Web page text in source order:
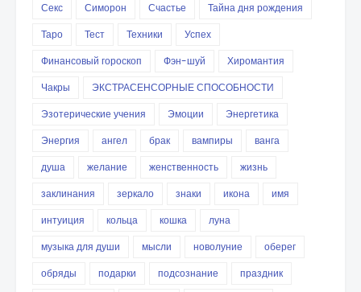
Секс
Симорон Счастье
Тайна дня рождения
Таро
Тест Техники
Успех
Финансовый гороскоп
Фэн-шуй
Хиромантия
Чакры
ЭКСТРАСЕНСОРНЫЕ СПОСОБНОСТИ
Эзотерические учения
Эмоции
Энергетика
Энергия
ангел брак вампиры
ванга
душа
желание женственность
жизнь
заклинания
зеркало знаки икона
имя
интуиция
кольца кошка
луна
музыка для души
мысли новолуние
оберег
обряды
подарки подсознание
праздник